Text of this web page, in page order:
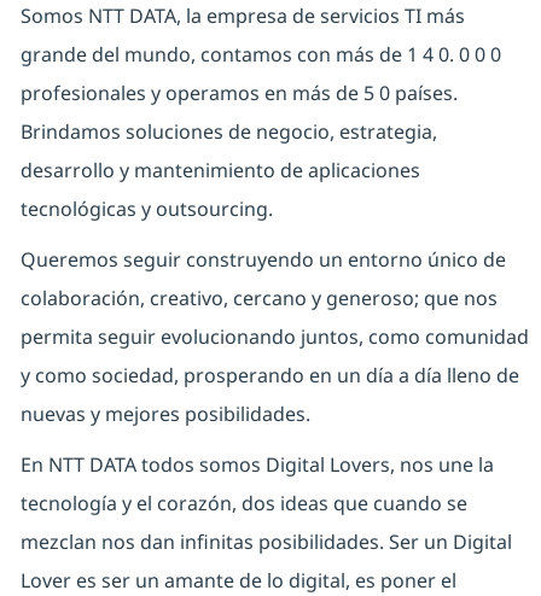
Somos NTT DATA, la empresa de servicios TI más
grande del mundo, contamos con más de 1 4 0. 0 0 0
profesionales y operamos en más de 5 0 países.
Brindamos soluciones de negocio, estrategia,
desarrollo y mantenimiento de aplicaciones
tecnológicas y outsourcing.
Queremos seguir construyendo un entorno único de
colaboración, creativo, cercano y generoso; que nos
permita seguir evolucionando juntos, como comunidad
y como sociedad, prosperando en un día a día lleno de
nuevas y mejores posibilidades.
En NTT DATA todos somos Digital Lovers, nos une la
tecnología y el corazón, dos ideas que cuando se
mezclan nos dan infinitas posibilidades. Ser un Digital
Lover es ser un amante de lo digital, es poner el